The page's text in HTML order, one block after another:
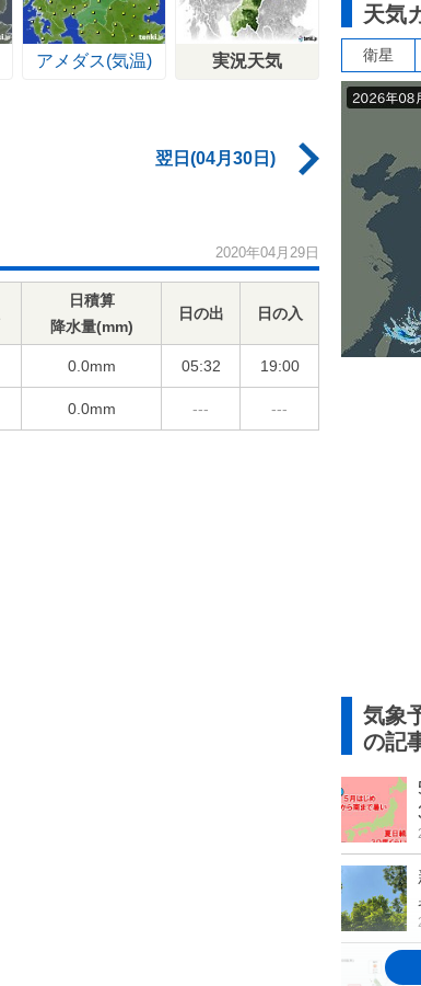
アメダス(気温) 実況天気
翌日(04月30日)
2020年04月29日
日積算
降水量(mm)
日の出 日の入
0.0mm 05:32 19:00
0.0mm --- ---
天気
衛星
気象
の記